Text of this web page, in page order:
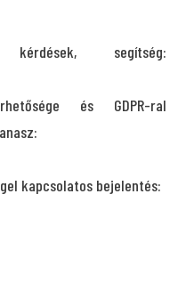
kérdések, segítség:
és GDPR-ral
kapcsolatos bejelentés: